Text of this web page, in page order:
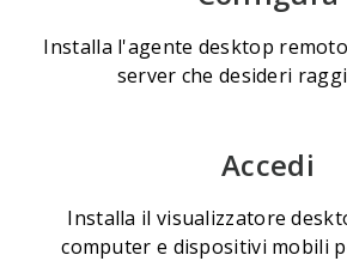
Installa l'agente desktop
server che desideri
Accedi
Installa il visualizzatore
computer e dispositivi mobili